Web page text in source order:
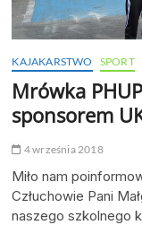
KAJAKARSTWO SPORT
Mrówka
sponsorem
4 września 2018
Miło nam
Człuchowie Pani
naszego szkolnego